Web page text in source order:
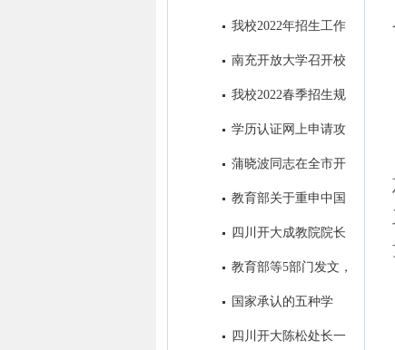
春季招生简章
我校2022年招生工作
取得历史性突破
南充开放大学召开校
本部2022年秋季招生工作会
我校2022春季招生规
模名列全省市州开大第一名
学历认证网上申请攻
蒲晓波同志在全市开
大系统招生会议上的讲话
教育部关于重申中国
高等教育学生信息网是学历证书
四川开大成教院院长
帅勇一行到我校考察调研
教育部等5部门发文，
加强高等学历继续教育广告发布
国家承认的五种学
历，分别是什么？
四川开大陈松处长一